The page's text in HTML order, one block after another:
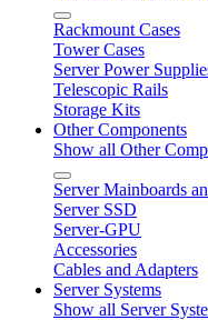
Rackmount Cases
Tower Cases
Server Power
Telescopic Rails
Storage Kits
Other Components
Show all Other
Server Mainboards
Server SSD
Server-GPU
Accessories
Cables and Adapters
Server Systems
Show all Server